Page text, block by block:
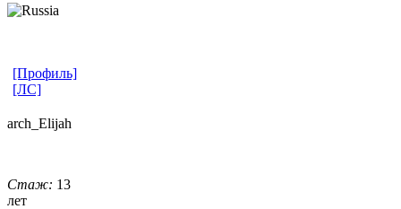
[Профиль]
[ЛС]
arch_Elijah
Стаж: 13
лет